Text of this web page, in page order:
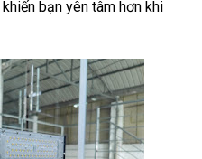
bạn yên tâm hơn khi